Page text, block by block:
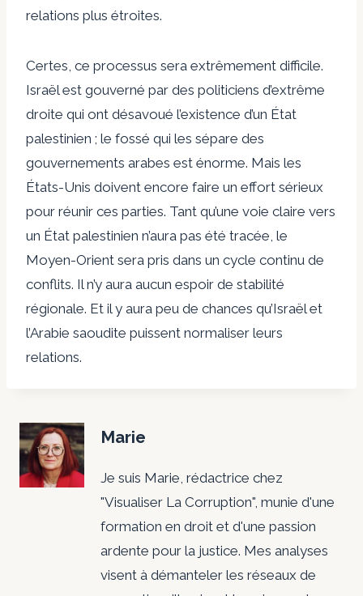
relations plus étroites.
Certes, ce processus sera extrêmement difficile.
Israël est gouverné par des politiciens d’extrême
droite qui ont désavoué l’existence d’un État
palestinien ; le fossé qui les sépare des
gouvernements arabes est énorme. Mais les
États-Unis doivent encore faire un effort sérieux
pour réunir ces parties. Tant qu’une voie claire vers
un État palestinien n’aura pas été tracée, le
Moyen-Orient sera pris dans un cycle continu de
conflits. Il n’y aura aucun espoir de stabilité
régionale. Et il y aura peu de chances qu’Israël et
l’Arabie saoudite puissent normaliser leurs
relations.
Marie
Je suis Marie, rédactrice chez
"Visualiser La Corruption", munie d'une
formation en droit et d'une passion
ardente pour la justice. Mes analyses
visent à démanteler les réseaux de